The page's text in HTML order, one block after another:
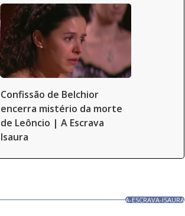
Confissão de Belchior
encerra mistério da morte
de Leôncio | A Escrava
Isaura
A-ESCRAVA-ISAURA